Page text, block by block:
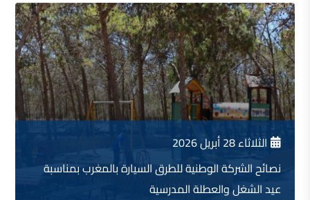
الثلاثاء 28 أبريل 2026
نصائح الشركة الوطنية للطرق السيارة بالمغرب بمناسبة
عيد الشغل والعطلة المدرسية